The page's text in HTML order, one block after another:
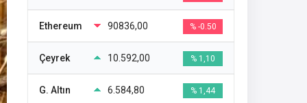
Ethereum 90836,00 % -0.50
Çeyrek 10.592,00 % 1,10
G. Altın 6.584,80 % 1,44